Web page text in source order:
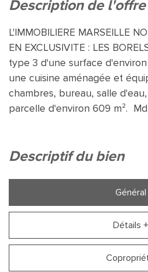
description de l'offre
L'IMMOBILIERE MARSEILLE
EN EXCLUSIVITE : LES
type 3 d'une surface
une cuisine aménagée et
chambres, bureau, salle
parcelle d'environ 609 m².
descriptif du bien
Général
Détails +